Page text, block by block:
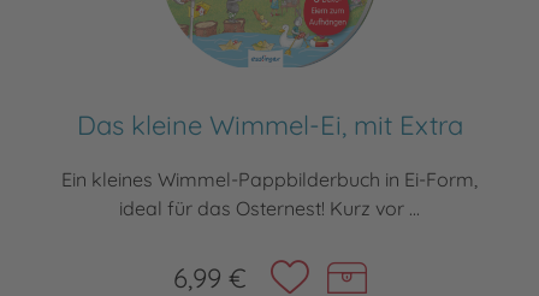
Das kleine Wimmel-Ei, mit Extra
Ein kleines Wimmel-Pappbilderbuch in Ei-Form,
ideal für das Osternest! Kurz vor ...
6,99 €